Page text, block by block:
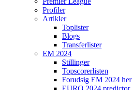
Profiler
Artikler
Toplister
Blogs
Transferlister
EM 2024
Stillinger
Topscorerlisten
Forudsig EM 2024 her
EURO 2024 predictor